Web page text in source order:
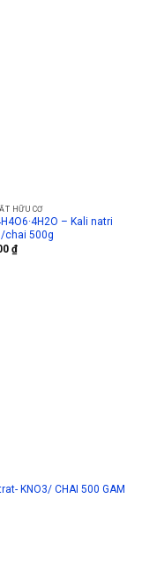
HỮU CƠ
– Kali natri
chai 500g
₫
KNO3/ CHAI 500 GAM